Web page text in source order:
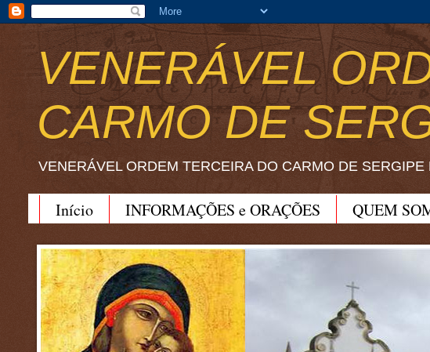
VENERÁVEL
CARMO DE
VENERÁVEL ORDEM TERCEIRA DO CARMO DE
Início INFORMAÇÕES e ORAÇÕES QUEM